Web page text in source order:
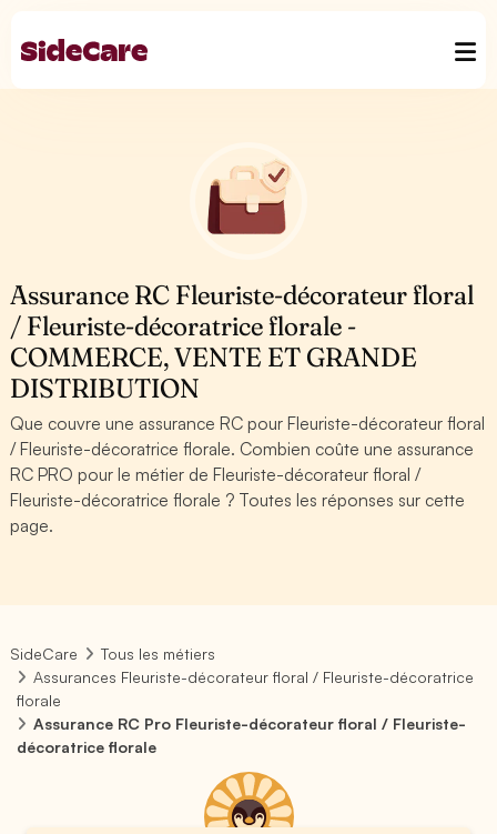
Assurance RC Fleuriste-décorateur floral
/ Fleuriste-décoratrice florale -
COMMERCE, VENTE ET GRANDE
DISTRIBUTION
Que couvre une assurance RC pour Fleuriste-décorateur floral
/ Fleuriste-décoratrice florale. Combien coûte une assurance
RC PRO pour le métier de Fleuriste-décorateur floral /
Fleuriste-décoratrice florale ? Toutes les réponses sur cette
page.
SideCare
Tous les métiers
Assurances Fleuriste-décorateur floral / Fleuriste-décoratrice
florale
Assurance RC Pro Fleuriste-décorateur floral / Fleuriste-
décoratrice florale